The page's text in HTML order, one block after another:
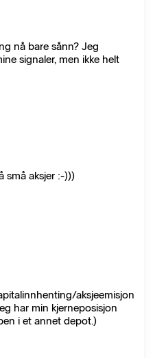
nå bare sånn? Jeg
signaler, men ikke helt
små aksjer :-)))
aksjeemisjon
har min kjerneposisjon
i et annet depot.)